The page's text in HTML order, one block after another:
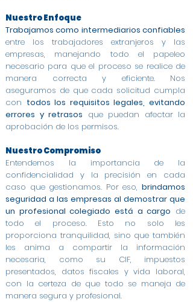
Nuestro Enfoque
Trabajamos como intermediarios confiables
entre los trabajadores extranjeros y las
empresas, manejando todo el papeleo
necesario para que el proceso se realice de
manera correcta y eficiente. Nos
aseguramos de que cada solicitud cumpla
con todos los requisitos legales, evitando
errores y retrasos que puedan afectar la
aprobación de los permisos.
Nuestro Compromiso
Entendemos la importancia de la
confidencialidad y la precisión en cada
caso que gestionamos. Por eso, brindamos
seguridad a las empresas al demostrar que
un profesional colegiado está a cargo de
todo el proceso. Esto no solo les
proporciona tranquilidad, sino que también
les anima a compartir la información
necesaria, como su CIF, impuestos
presentados, datos fiscales y vida laboral,
con la certeza de que todo se maneja de
manera segura y profesional.